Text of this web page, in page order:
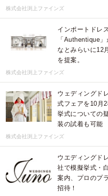
株式会社渕上ファインズ
インポートドレ
「Authentique
なとみらいに12
を提案。
株式会社渕上ファインズ
ウェディングド
式フェアを10月
挙式についての
装の試着も可能
株式会社渕上ファインズ
ウエディングド
社で模擬挙式・
案内、プロのプ
招待！